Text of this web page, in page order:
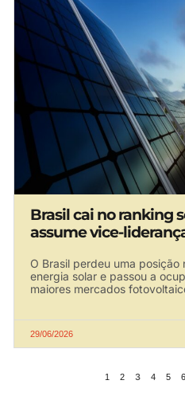
Brasil cai no ranking
assume vice-
O Brasil perdeu uma
energia solar e passou a
maiores mercados
29/06/2026
1 2 3 4 5 6